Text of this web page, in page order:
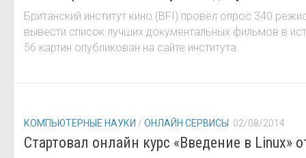
Британский институт кино (BFI) провёл опрос 340
вывести список лучших документальных фильмов в
56 картин опубликован на сайте института.
КОМПЬЮТЕРНЫЕ НАУКИ / ОНЛАЙН СЕРВИСЫ 02/08/2014
Стартовал онлайн курс «Введение в Linux»